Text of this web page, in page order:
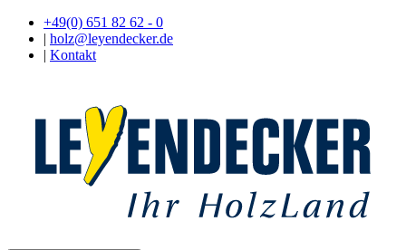
+49(0) 651 82 62 - 0
| holz@leyendecker.de
| Kontakt